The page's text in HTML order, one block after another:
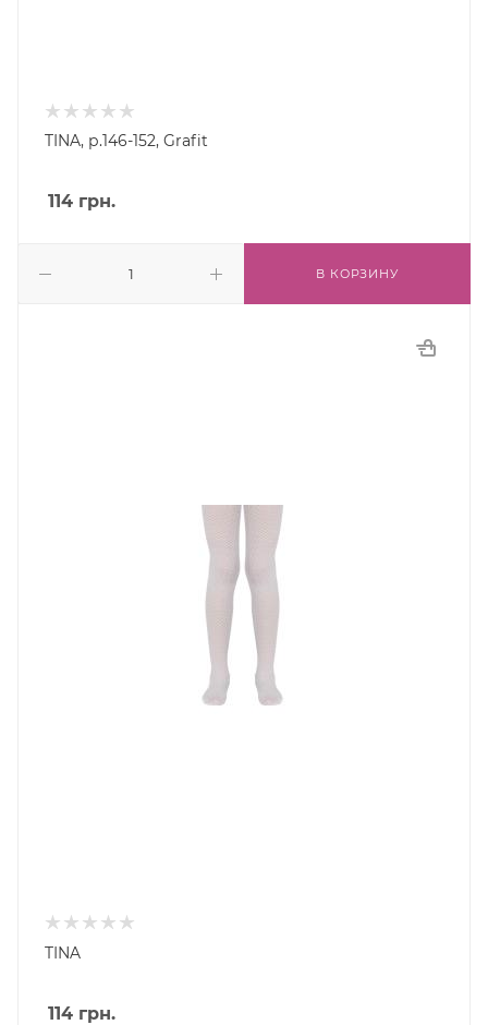
TINA, р.146-152, Grafit
114 грн.
В КОРЗИНУ
TINA
114 грн.